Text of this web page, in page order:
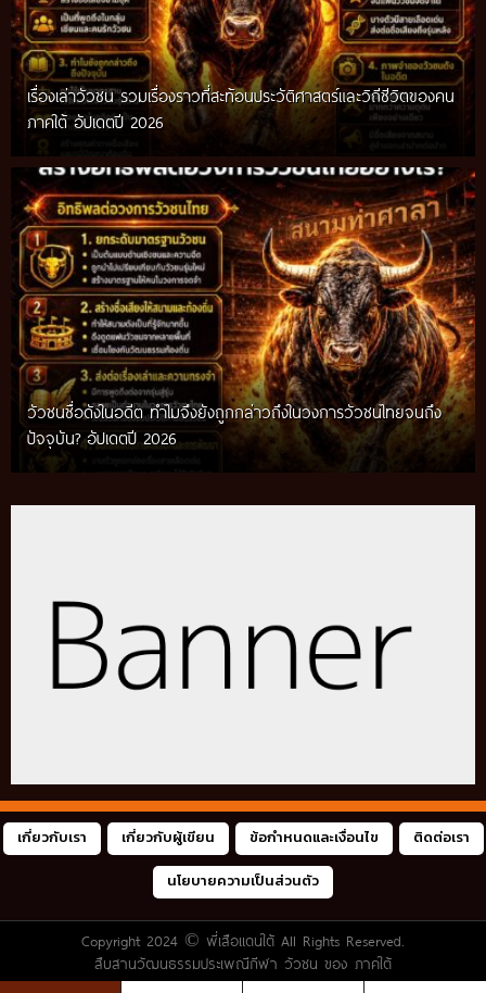
เรื่องเล่าวัวชน รวมเรื่องราวที่สะท้อนประวัติศาสตร์และวิถีชีวิตของคน
ภาคใต้ อัปเดตปี 2026
วัวชนชื่อดังในอดีต ทำไมจึงยังถูกกล่าวถึงในวงการวัวชนไทยจนถึง
ปัจจุบัน? อัปเดตปี 2026
กติกาวัวชนสมัยก่อน วิถีการแข่งขันดั้งเดิมที่สืบทอดผ่านภูมิปัญญา
ท้องถิ่น อัปเดตปี 2026
เกี่ยวกับเรา เกี่ยวกับผู้เขียน ข้อกำหนดและเงื่อนไข ติดต่อเรา
นโยบายความเป็นส่วนตัว
Copyright 2024 © พี่เสือแดนใต้ All Rights Reserved.
สืบสานวัฒนธรรมประเพณีกีฬา วัวชน ของ ภาคใต้